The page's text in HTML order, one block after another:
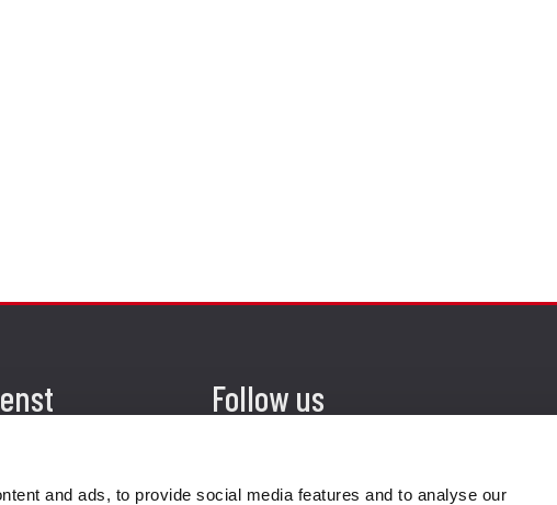
and ads, to provide social media features and to analyse our
Follow us